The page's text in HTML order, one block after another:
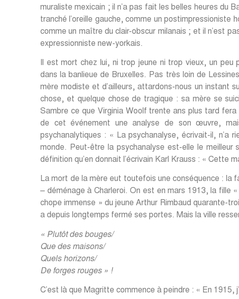
muraliste mexicain ; il n’a pas fait les belles heures du
tranché l’oreille gauche, comme un postimpressioniste
comme un maître du clair-obscur milanais ; et il n’est
expressionniste new-yorkais.
Il est mort chez lui, ni trop jeune ni trop vieux, un
dans la banlieue de Bruxelles. Pas très loin de
mère modiste et d’ailleurs, attardons-nous un instant
chose, et quelque chose de tragique : sa mère se
Sambre ce que Virginia Woolf trente ans plus tard
de cet événement une analyse de son œuvre,
psychanalytiques : « La psychanalyse, écrivait-il, n’a
monde. Peut-être la psychanalyse est-elle le
définition qu’en donnait l’écrivain Karl Krauss : « Cette
La mort de la mère eut toutefois une conséquence : la
– déménage à Charleroi. On est en mars 1913, la fille
chope immense » du jeune Arthur Rimbaud quarante-
a depuis longtemps fermé ses portes. Mais la ville
« Plutôt des bouges/
Que des maisons/
Quels horizons/
De forges rouges » !
C’est là que Magritte commence à peindre : « En 1915,